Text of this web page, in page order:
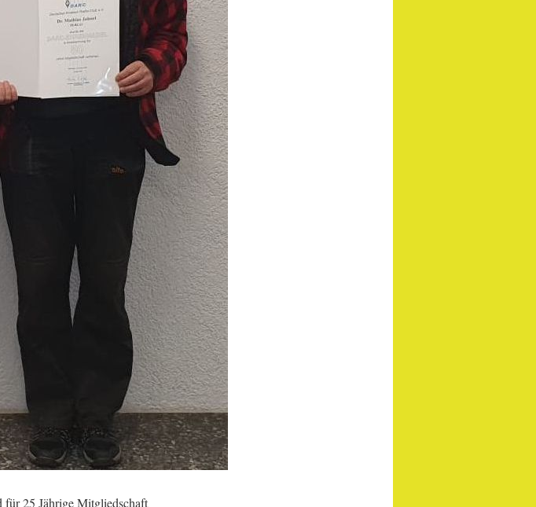
25 Jährige Mitgliedschaft